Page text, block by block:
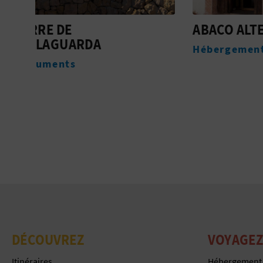
ABACO ALTEA
Hébergement
LA
DÉCOUVREZ VOYAGEZ